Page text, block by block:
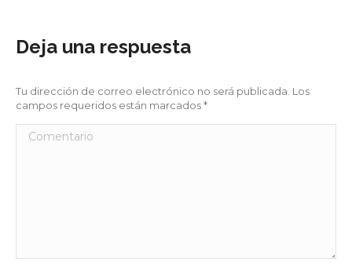
Deja una respuesta
Tu dirección de correo electrónico no será publicada. Los
campos requeridos están marcados*
Comentario